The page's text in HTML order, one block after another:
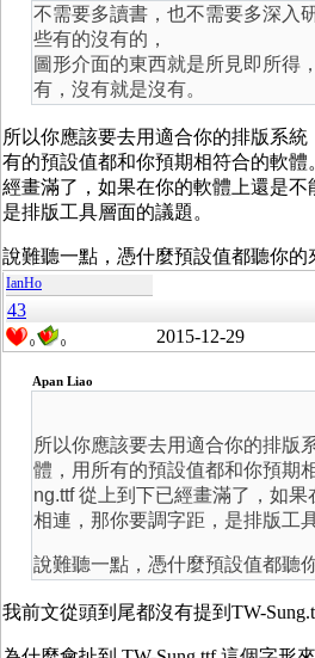
不需要多讀書，也不需要多深入
些有的沒有的，
圖形介面的東西就是所見即所得
有，沒有就是沒有。
所以你應該要去用適合你的排版系
有的預設值都和你預期相符合的軟體
經畫滿了，如果在你的軟體上還是不
是排版工具層面的議題。
說難聽一點，憑什麼預設值都聽你的
IanHo
43
0 0 2015-12-29
Apan Liao
所以你應該要去用適合你的排版
體，用所有的預設值都和你預期
ng.ttf 從上到下已經畫滿了，如
相連，那你要調字距，是排版工
說難聽一點，憑什麼預設值都聽
我前文從頭到尾都沒有提到TW-